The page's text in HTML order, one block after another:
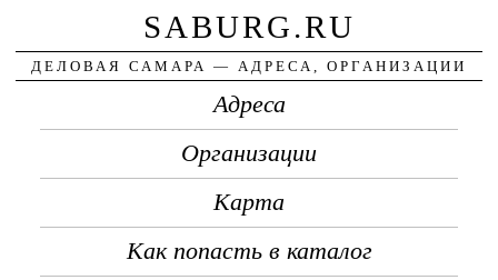
SABURG.RU
ДЕЛОВАЯ САМАРА — АДРЕСА, ОРГАНИЗАЦИИ
Адреса
Организации
Карта
Как попасть в каталог